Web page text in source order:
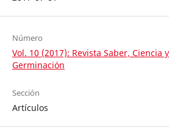
Número
Vol. 10 (2017): Revista Saber, Ciencia
Germinación
Sección
Artículos